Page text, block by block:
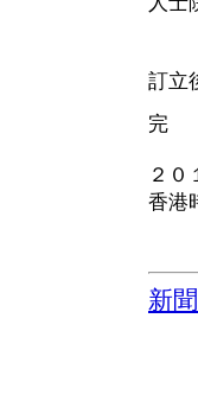
《
訂立
完
２０
香港
新